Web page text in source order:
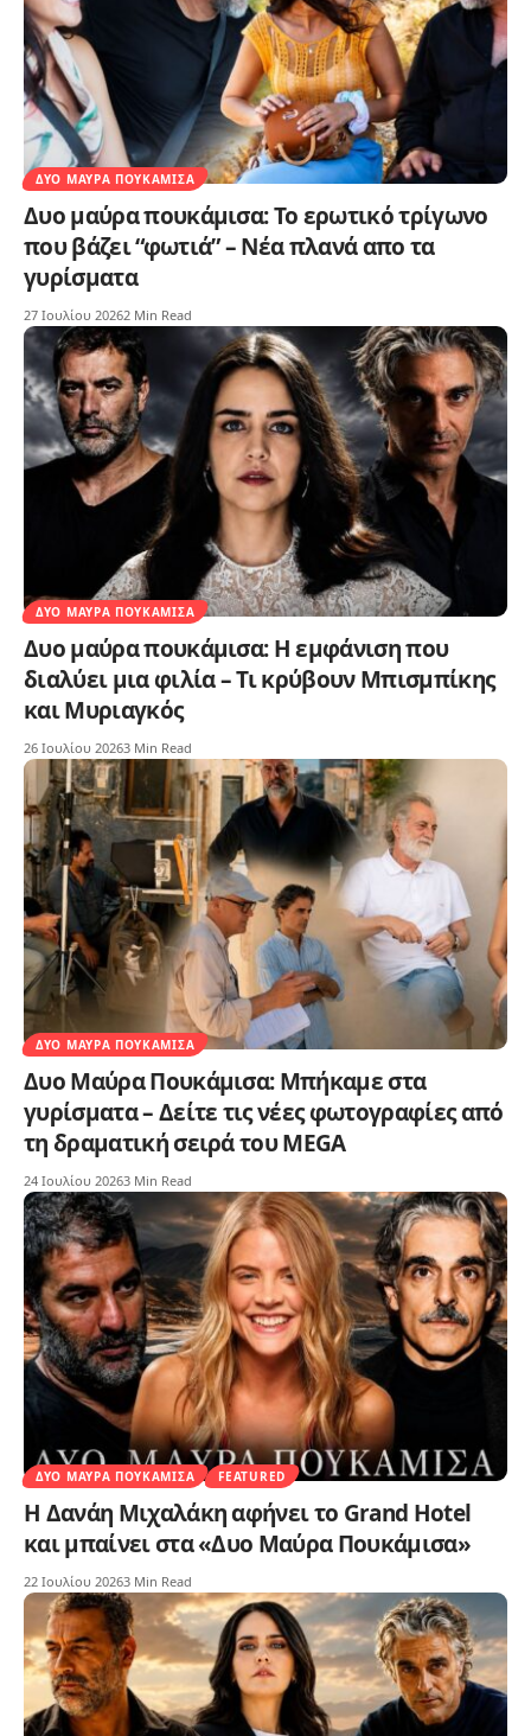
ΔΥΟ ΜΑΎΡΑ ΠΟΥΚΆΜΙΣΑ
Δυο μαύρα πουκάμισα: Το ερωτικό τρίγωνο
που βάζει “φωτιά” – Νέα πλανά απο τα
γυρίσματα
27 Ιουλίου 20262 Min Read
ΔΥΟ ΜΑΎΡΑ ΠΟΥΚΆΜΙΣΑ
Δυο μαύρα πουκάμισα: Η εμφάνιση που
διαλύει μια φιλία – Τι κρύβουν Μπισμπίκης
και Μυριαγκός
26 Ιουλίου 20263 Min Read
ΔΥΟ ΜΑΎΡΑ ΠΟΥΚΆΜΙΣΑ
Δυο Μαύρα Πουκάμισα: Μπήκαμε στα
γυρίσματα – Δείτε τις νέες φωτογραφίες από
τη δραματική σειρά του MEGA
24 Ιουλίου 20263 Min Read
ΔΥΟ ΜΑΎΡΑ ΠΟΥΚΆΜΙΣΑ FEATURED
Η Δανάη Μιχαλάκη αφήνει το Grand Hotel
και μπαίνει στα «Δυο Μαύρα Πουκάμισα»
22 Ιουλίου 20263 Min Read